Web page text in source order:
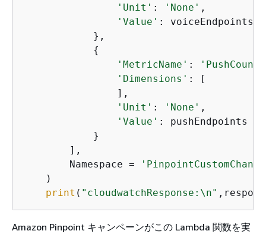
'Unit' : 'None' ,
'Value' : voiceEndpoints
            },
{
'MetricName' : 'PushCount'
'Dimensions' : [
                ],
'Unit' : 'None' ,
'Value' : pushEndpoints
            }
        ],
        Namespace =
    )
print ( "cloudwatchResponse:\n"
Amazon Pinpoint キャンペーンがこの Lambda 関数を実